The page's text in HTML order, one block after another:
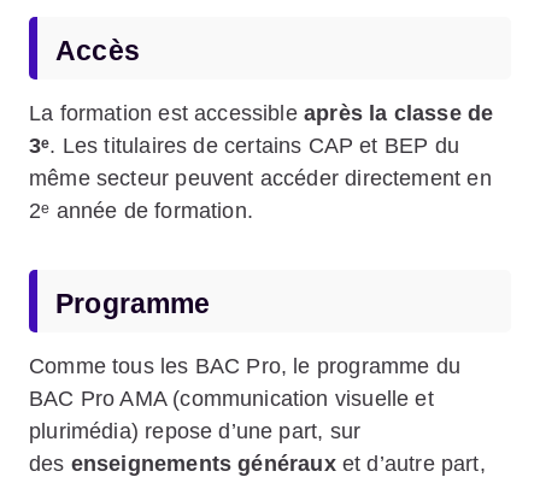
Accès
La formation est accessibleaprès la classe de
3ᵉ. Les titulaires de certains CAP et BEP du
même secteur peuvent accéder directement en
2ᵉ année de formation.
Programme
Comme tous les BAC Pro, le programme du
BAC Pro AMA (communication visuelle et
plurimédia) repose d’une part, sur
des enseignements générauxet d’autre part,